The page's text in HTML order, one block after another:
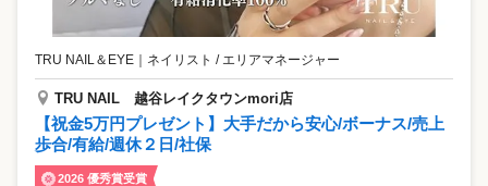
TRU NAIL＆EYE ネイリスト / エリアマネージャー
TRU NAIL 越谷レイクタウンmori店
【祝金5万円プレゼント】大手だから安心/ボーナス/売上
歩合/有給/週休２日/社保
2026 優秀賞受賞